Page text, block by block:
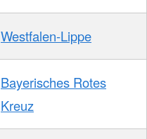
Westfalen-Lippe
Bayerisches Rotes
Kreuz